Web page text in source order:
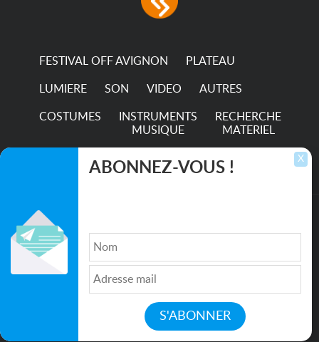
permanence of a 50,000-
FESTIVAL OFF AVIGNON PLATEAU
LUMIERE SON VIDEO AUTRES
COSTUMES
INSTRUMENTS
MUSIQUE
RECHERCHE
MATERIEL
TRANSPORTS
Qui sommes nous ?| Médias
Politique de confidentialité| Partenaires|
Mentions légales
X
ABONNEZ-VOUS !